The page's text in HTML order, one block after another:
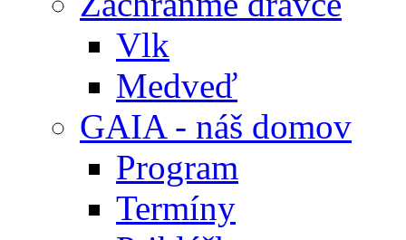
Vlk
Medveď
GAIA - náš domov
Program
Termíny